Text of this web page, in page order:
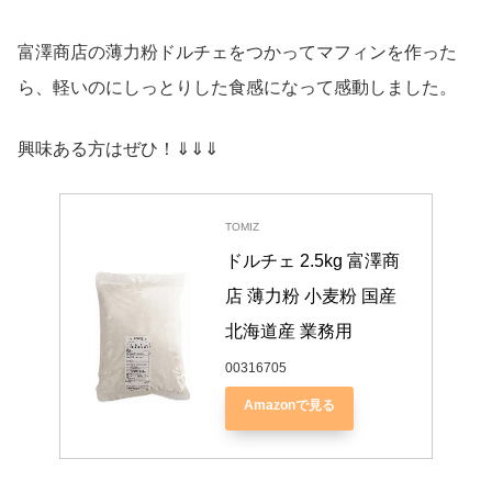
富澤商店の薄力粉ドルチェをつかってマフィンを作った
ら、軽いのにしっとりした食感になって感動しました。
興味ある方はぜひ！⇓⇓⇓
TOMIZ
ドルチェ 2.5kg 富澤商
店 薄力粉 小麦粉 国産
北海道産 業務用
00316705
Amazonで見る